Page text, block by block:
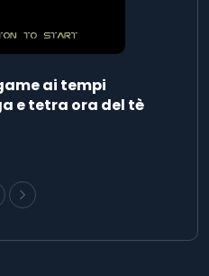
ai tempi
e tetra ora del tè